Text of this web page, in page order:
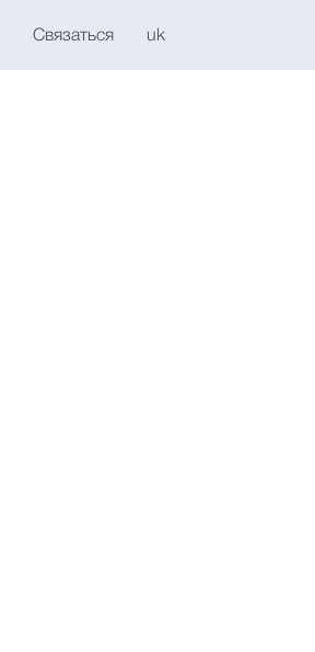
Связаться uk